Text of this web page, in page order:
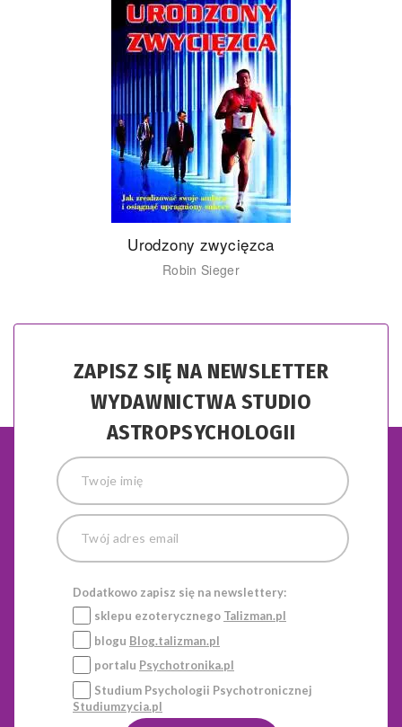
Urodzony zwycięzca
Robin Sieger
ZAPISZ SIĘ NA NEWSLETTER
WYDAWNICTWA STUDIO
ASTROPSYCHOLOGII
Dodatkowo zapisz się na newslettery:
sklepu ezoterycznego Talizman.pl
blogu Blog.talizman.pl
portalu Psychotronika.pl
Studium Psychologii Psychotronicznej
Studiumzycia.pl